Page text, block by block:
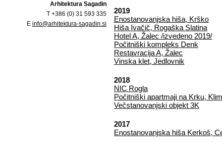
Arhitektura Sagadin
T +386 (0) 31 593 335
E info@arhitektura-sagadin.si
2019
Enostanovanjska hiša, Krško
Hiša Ivačič, Rogaška Slatina
Hotel A, Žalec /izvedeno 2019/
Počitniški kompleks Denk
Restavracija A, Žalec
Vinska klet, Jedlovnik
2018
NIC Rogla
Počitniški apartmaji na Krku,
Večstanovanjski objekt 3K
2017
Enostanovanjska hiša Kerkoš,